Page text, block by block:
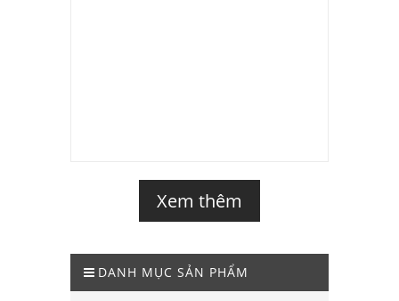
Xem thêm
DANH MỤC SẢN PHẨM